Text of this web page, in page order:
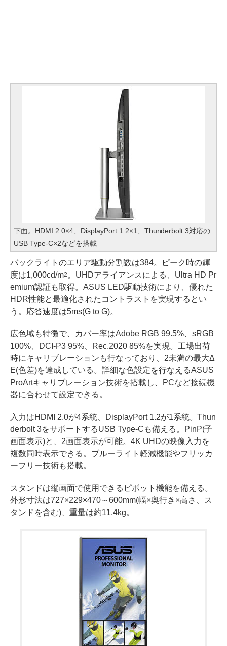
下面。HDMI 2.0×4、DisplayPort 1.2×1、Thunderbolt 3対応の
USB Type-C×2などを搭載
バックライトのエリア駆動分割数は384。ピーク時の輝
度は1,000cd/m2 。UHDアライアンスによる、Ultra HD Pr
emium認証も取得。ASUS LED駆動技術により、優れた
HDR性能と最適化されたコントラストを実現するとい
う。応答速度は5ms(G to G)。
広色域も特徴で、カバー率はAdobe RGB 99.5%、sRGB
100%、DCI-P3 95%、Rec.2020 85%を実現。工場出荷
時にキャリブレーションも行なっており、2未満の最大Δ
E(色差)を達成している。詳細な色設定を行なえるASUS
ProArtキャリブレーション技術を搭載し、PCなど接続機
器に合わせて設定できる。
入力はHDMI 2.0が4系統、DisplayPort 1.2が1系統。Thun
derbolt 3をサポートするUSB Type-Cも備える。PinP(子
画面表示)と、2画面表示が可能。4K UHDの映像入力を
複数同時表示できる。ブルーライト軽減機能やフリッカ
ーフリー技術も搭載。
スタンドは縦画面で使用できるピボット機能を備える。
外形寸法は727×229×470～600mm(幅×奥行き×高さ、ス
タンドを含む)、重量は約11.4kg。